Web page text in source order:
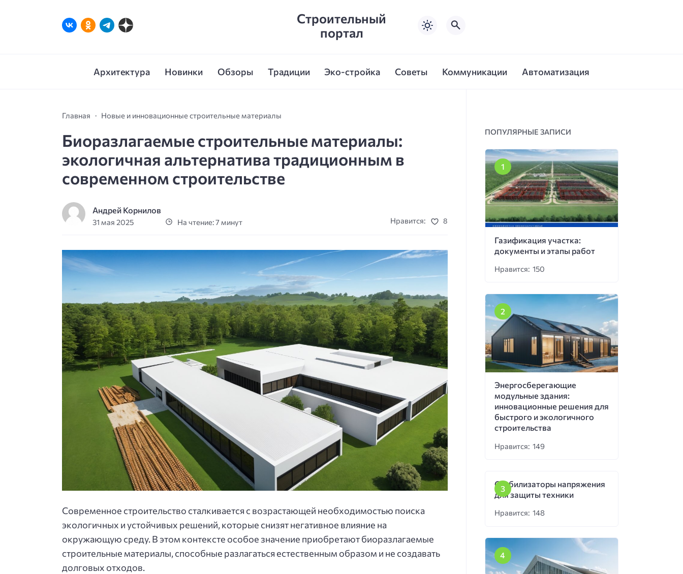
Строительный
портал
Архитектура Новинки Обзоры Традиции Эко-стройка Советы Коммуникации Автоматизация
Главная Новые и инновационные строительные материалы
Биоразлагаемые строительные материалы:
экологичная альтернатива традиционным в
современном строительстве
Андрей Корнилов
31 мая 2025 На чтение: 7 минут Нравится: 8
Современное строительство сталкивается с возрастающей необходимостью поиска
экологичных и устойчивых решений, которые снизят негативное влияние на
окружающую среду. В этом контексте особое значение приобретают биоразлагаемые
строительные материалы, способные разлагаться естественным образом и не создавать
долговых отходов.
ПОПУЛЯРНЫЕ ЗАПИСИ
Газификация участка:
документы и этапы работ
Нравится: 150
Энергосберегающие
модульные здания:
инновационные решения для
быстрого и экологичного
строительства
Нравится: 149
Стабилизаторы напряжения
для защиты техники
Нравится: 148